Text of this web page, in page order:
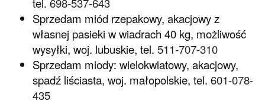
Sprzedam miód rzepakowy, akacjowy z
własnej pasieki w wiadrach 40 kg, możliwość
wysyłki, woj. lubuskie, tel. 511-707-310
Sprzedam miody: wielokwiatowy, akacjowy,
spadź liściasta, woj. małopolskie, tel. 601-078-
435